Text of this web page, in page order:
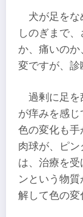
犬が足を
しのぎまで
か、痛いの
変ですが、診
過剰に足を
が痒みを感
色の変化も
肉球が、ピ
は、治療を受
ンという物
解して色の変